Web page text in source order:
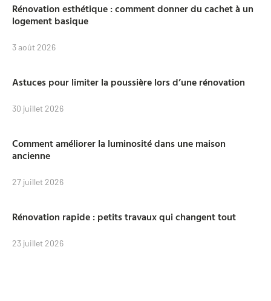
Rénovation esthétique : comment donner du cachet à un
logement basique
3 août 2026
Astuces pour limiter la poussière lors d’une rénovation
30 juillet 2026
Comment améliorer la luminosité dans une maison
ancienne
27 juillet 2026
Rénovation rapide : petits travaux qui changent tout
23 juillet 2026